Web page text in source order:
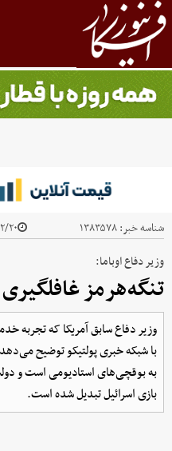
شناسه خبر:۱۳۸۳۵۷۸ ۱۴۰۵/
وزیر دفاع اوباما:
تنگه‌هرمز
وزیر دفاع سابق آمریکا که تجربه
با شبکه خبری پولتیکو توضیح
به بوقچی‌های استادیومی است و
بازی اسرائیل تبدیل شده است.